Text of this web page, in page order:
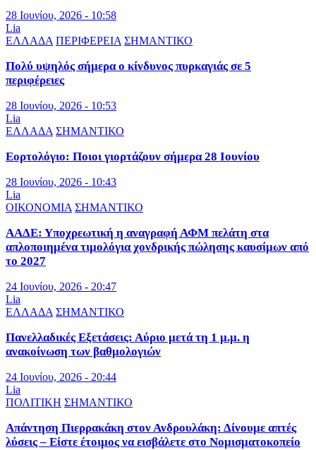
28 Ιουνίου, 2026 - 10:58
Lia
ΕΛΛΑΔΑ ΠΕΡΙΦΕΡΕΙΑ ΣΗΜΑΝΤΙΚΟ
Πολύ υψηλός σήμερα ο κίνδυνος πυρκαγιάς σε 5
περιφέρειες
28 Ιουνίου, 2026 - 10:53
Lia
ΕΛΛΑΔΑ ΣΗΜΑΝΤΙΚΟ
Εορτολόγιο: Ποιοι γιορτάζουν σήμερα 28 Ιουνίου
28 Ιουνίου, 2026 - 10:43
Lia
ΟΙΚΟΝΟΜΙΑ ΣΗΜΑΝΤΙΚΟ
ΑΑΔΕ: Υποχρεωτική η αναγραφή ΑΦΜ πελάτη στα
απλοποιημένα τιμολόγια χονδρικής πώλησης καυσίμων από
το 2027
24 Ιουνίου, 2026 - 20:47
Lia
ΕΛΛΑΔΑ ΣΗΜΑΝΤΙΚΟ
Πανελλαδικές Εξετάσεις: Αύριο μετά τη 1 μ.μ. η
ανακοίνωση των βαθμολογιών
24 Ιουνίου, 2026 - 20:44
Lia
ΠΟΛΙΤΙΚΗ ΣΗΜΑΝΤΙΚΟ
Απάντηση Πιερρακάκη στον Ανδρουλάκη: Δίνουμε απτές
λύσεις – Είστε έτοιμος να εισβάλετε στο Νομισματοκοπείο